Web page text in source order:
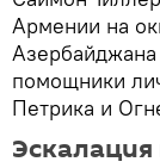
Армении на
помощники
Петрика и